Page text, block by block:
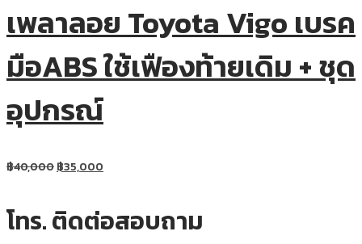
เพลาลอย Toyota Vigo เบรค
มือABS ใช้เฟืองท้ายเดิม + ชุด
อุปกรณ์
฿40,000฿35,000
โทร. ติดต่อสอบถาม